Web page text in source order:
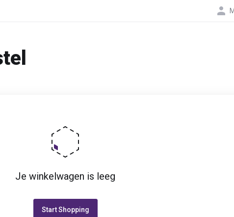
Je winkelwagen is leeg
Start Shopping